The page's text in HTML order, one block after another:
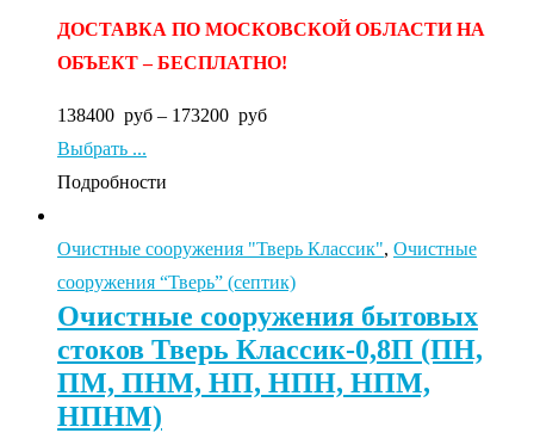
ДОСТАВКА ПО МОСКОВСКОЙ ОБЛАСТИ НА
ОБЪЕКТ – БЕСПЛАТНО!
138400 руб – 173200 руб
Выбрать ...
Подробности
Очистные сооружения "Тверь Классик", Очистные
сооружения “Тверь” (септик)
Очистные сооружения бытовых
стоков Тверь Классик-0,8П (ПН,
ПМ, ПНМ, НП, НПН, НПМ,
НПНМ)